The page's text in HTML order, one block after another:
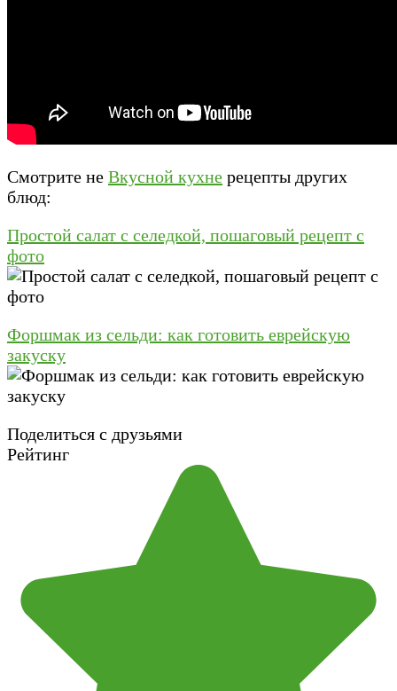
Смотрите не Вкусной кухне рецепты других
блюд:
Простой салат с селедкой, пошаговый рецепт с
фото
Форшмак из сельди: как готовить еврейскую
закуску
Поделиться с друзьями
Рейтинг